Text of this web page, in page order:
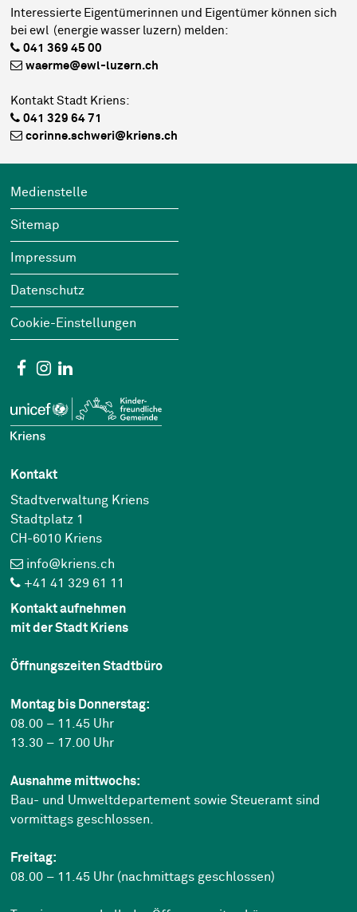
Interessierte Eigentümerinnen und Eigentümer können sich
bei ewl (energie wasser luzern) melden:
041 369 45 00
waerme@ewl-luzern.ch
Kontakt Stadt Kriens:
041 329 64 71
corinne.schweri@kriens.ch
Footer
Wichtige Links
Medienstelle
Sitemap
Impressum
Datenschutz
Cookie-Einstellungen
Social Media
Facebook
Instagram
Kontakt
Stadtverwaltung Kriens
Stadtplatz 1
CH-6010 Kriens
info@kriens.ch
+41 41 329 61 11
Kontakt aufnehmen
mit der Stadt Kriens
Öffnungszeiten Stadtbüro
Montag bis Donnerstag:
08.00 – 11.45 Uhr
13.30 – 17.00 Uhr
Ausnahme mittwochs:
Bau- und Umweltdepartement sowie Steueramt sind
vormittags geschlossen.
Freitag:
08.00 – 11.45 Uhr (nachmittags geschlossen)